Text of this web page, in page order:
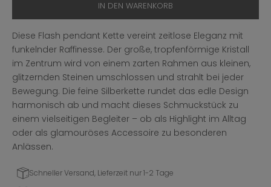
IN DEN WARENKORB
Diese Flash pendant Kette vereint zeitlose Eleganz mit
funkelnder Raffinesse. Der große, tropfenförmige Kristall
im Zentrum wird von einem zarten Rahmen aus kleinen,
glitzernden Steinen umschlossen und strahlt bei jeder
Bewegung. Die feine Silberkette rundet das edle Design
harmonisch ab und macht dieses Schmuckstück zu
einem vielseitigen Begleiter – ob als Highlight im Alltag
oder als glamouröses Accessoire zu besonderen
Anlässen.
Schneller Versand, Lieferzeit nur 1-2 Tage